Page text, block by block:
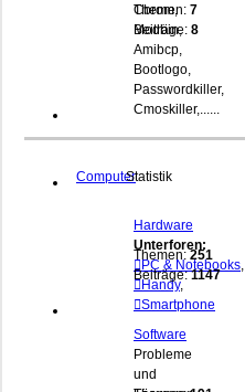
Cbrom,
Modbin,
Amibcp,
Bootlogo,
Passwordkiller,
Cmoskiller,......
Themen: 7
Beiträge: 8
ComputerStatistik
Hardware
Unterforen:
PC & Notebooks,
Handy,
Smartphone
Themen: 251
Beiträge:1147
Software
Probleme
und